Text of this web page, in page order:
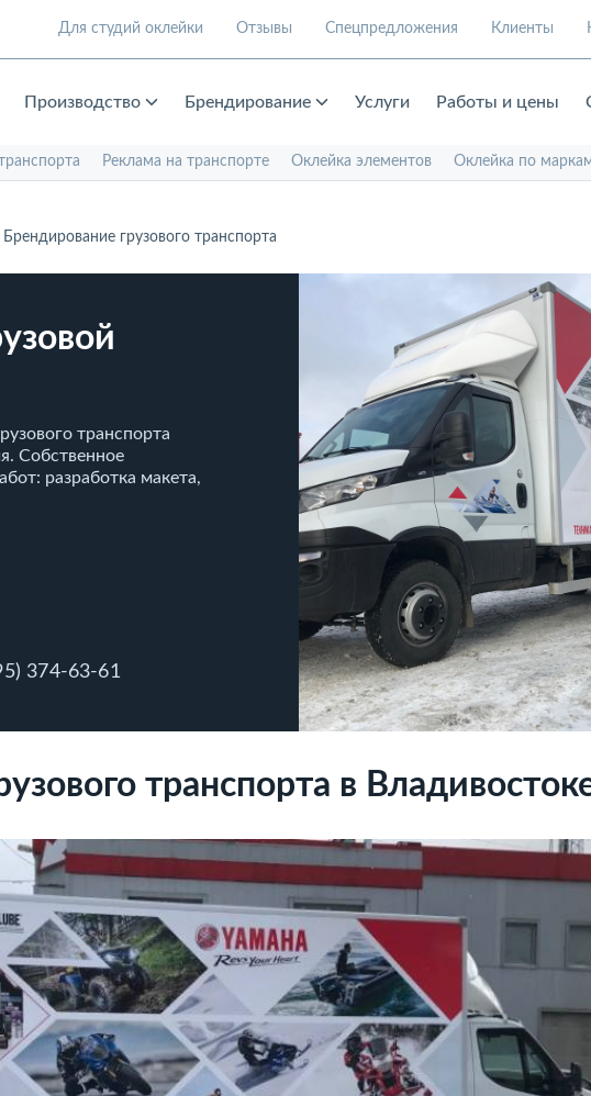
Для студий оклейки Отзывы Спецпредложения Клиенты
Производство Брендирование Услуги Работы и цены
Реклама на транспорте Оклейка элементов Оклейка по
Брендирование грузового транспорта
транспорта
Собственное
разработка макета,
374-63-61
транспорта в